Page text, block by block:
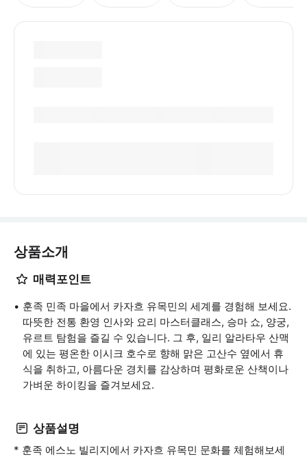
상품소개
매력포인트
훈족 민족 마을에서 카자흐 유목민의 세계를 경험해 보세요.
따뜻한 전통 환영 인사와 요리 마스터클래스, 승마 쇼, 양궁,
유르트 탐험을 즐길 수 있습니다. 그 후, 일리 알라타우 산맥
에 있는 평온한 이시크 호수로 향해 맑은 고산수 옆에서 휴
식을 취하고, 아름다운 경치를 감상하며 평화로운 산책이나
가벼운 하이킹을 즐겨보세요.
상품설명
* 훈족 에스노 빌리지에서 카자흐 유목민 문화를 체험해보세